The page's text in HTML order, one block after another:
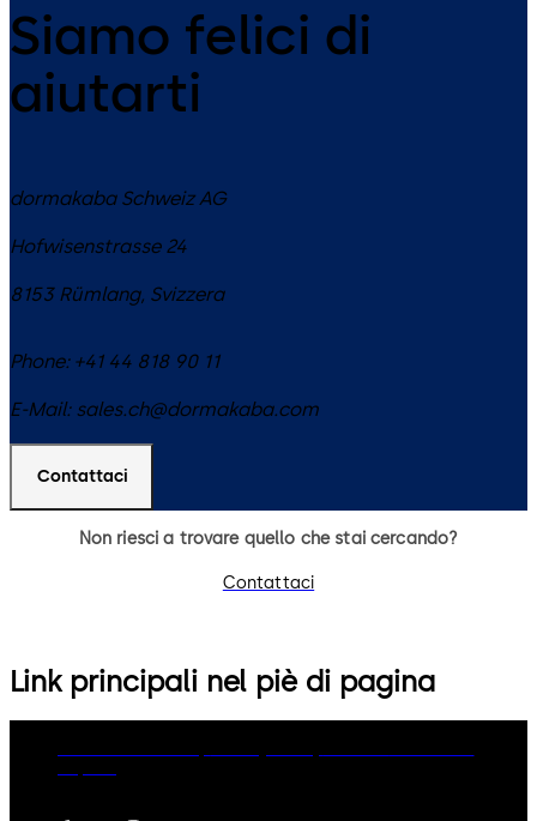
Siamo felici di
aiutarti
dormakaba Schweiz AG
Hofwisenstrasse 24
8153 Rümlang, Svizzera
Phone: +41 44 818 90 11
E-Mail: sales.ch@dormakaba.com
Contattaci
Non riesci a trovare quello che stai cercando?
Contattaci
Link principali nel piè di pagina